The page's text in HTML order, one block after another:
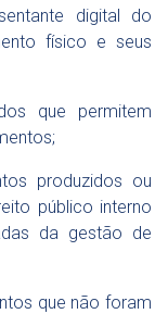
digital do
físico e seus
que permitem
produzidos ou
público interno
da gestão de
que não foram